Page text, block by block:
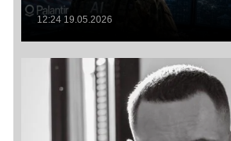
12:24 19.05.2026